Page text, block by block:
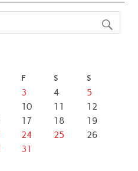
F S S
3 4
5
10 11
12
17 18
19
24 25
26
31